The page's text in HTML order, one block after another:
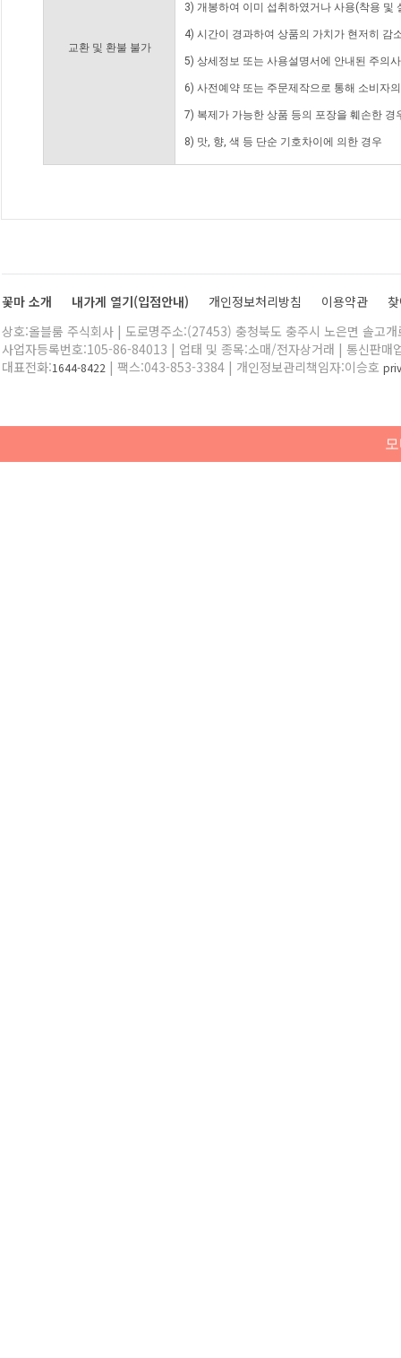
교환 및 환불 불가
3) 개봉하여 이미 섭취하였거나 사용(착용 및
4) 시간이 경과하여 상품의 가치가 현저히 감
5) 상세정보 또는 사용설명서에 안내된 주의
6) 사전예약 또는 주문제작으로 통해 소비자
7) 복제가 가능한 상품 등의 포장을 훼손한 경
8) 맛, 향, 색 등 단순 기호차이에 의한 경우
꽃마 소개 내가게 열기(입점안내) 개인정보처리방침 이용약관
상호:올블룸 주식회사 | 도로명주소:(27453) 충청북도 충주시 노은면 솔고
사업자등록번호:105-86-84013 | 업태 및 종목:소매/전자상거래 | 통신판매
대표전화:1644-8422 | 팩스:043-853-3384 | 개인정보관리책임자:이승호